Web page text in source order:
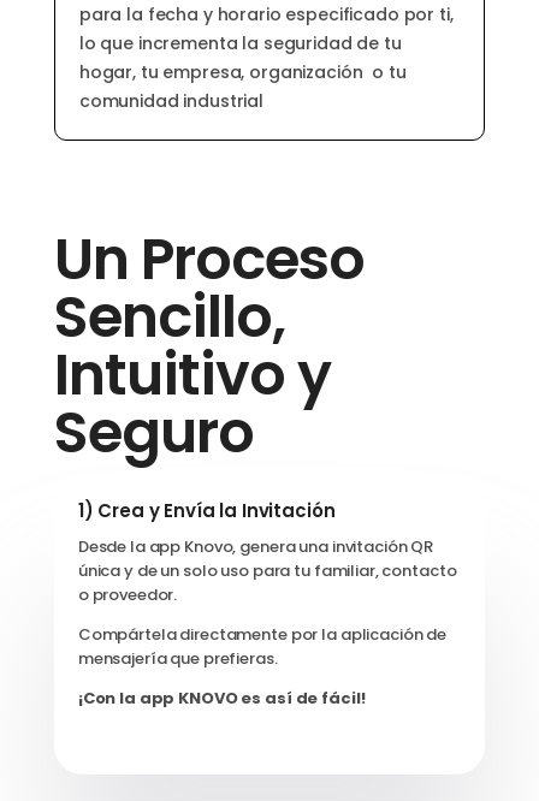
para la fecha y horario especificado por ti,
lo que incrementa la seguridad de tu
hogar, tu empresa, organización o tu
comunidad industrial
Un Proceso
Sencillo,
Intuitivo y
Seguro
1) Crea y Envía la Invitación
Desde la app Knovo, genera una invitación QR
única y de un solo uso para tu familiar, contacto
o proveedor.
Compártela directamente por la aplicación de
mensajería que prefieras.
¡Con la app KNOVO es así de fácil!